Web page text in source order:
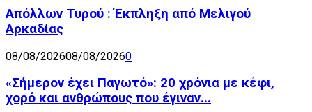
Απόλλων Τυρού : Έκπληξη από Μελιγού
Αρκαδίας
08/08/202608/08/20260
«Σήμερον έχει Παγωτό»: 20 χρόνια με κέφι,
χορό και ανθρώπους που έγιναν...